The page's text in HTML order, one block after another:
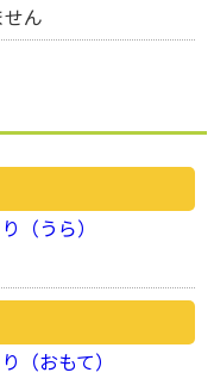
ん
（うら）
（おもて）